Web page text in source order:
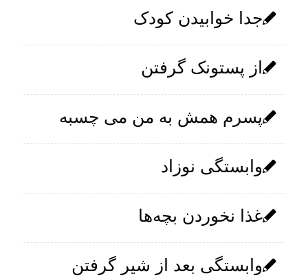
جدا خوابیدن کودک
از پستونک گرفتن
پسرم همش به من می چسبه
وابستگی نوزاد
غذا نخوردن بچه‌ها
وابستگی بعد از شیر گرفتن